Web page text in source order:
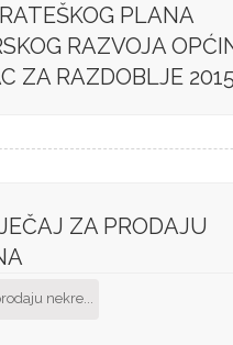
PLANA
RAZVOJA
ZA RAZDOBLJE
ZA PRODAJU
nekre...